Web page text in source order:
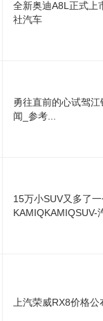
全新奥迪A8L正式上
社汽车
勇往直前的心试驾
闻_参考...
15万小SUV又多了
KAMIQKAMIQSUV-
上汽荣威RX8价格